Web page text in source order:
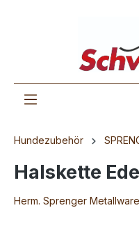
Hundezubehör
Halskette
Herm. Sprenger